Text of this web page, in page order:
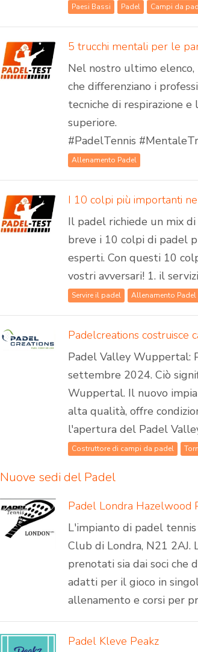
Paesi Bassi Padel Campi da
5 trucchi mentali per le
Nel nostro ultimo
che differenziano i
tecniche di respirazione
superiore.
#PadelTennis
Allenamento Padel
I 10 colpi più importanti
Il padel richiede un mix
breve i 10 colpi di padel
esperti. Con questi 10
vostri avversari! 1. il
Servire il padel Allenamento Padel
Padel Valley Wuppertal:
settembre 2024. Ciò
Wuppertal. Il nuovo
alta qualità, offre
l'apertura del Padel
Costruttore di campi da padel
Nuove sedi del Padel
Padel Londra Hazelwood
L'impianto di padel
Club di Londra, N21 2AJ.
prenotati sia dai soci che
adatti per il gioco in
allenamento e corsi per
Padel Kleve Peakz